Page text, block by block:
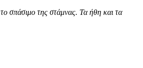
σπάσιμο της στάμνας. Τα ήθη και τα